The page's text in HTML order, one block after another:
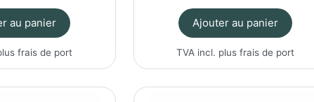
:
est :
10.00CHF.
au panier
frais de port
Ajouter au panier
TVA incl. plusfrais de port